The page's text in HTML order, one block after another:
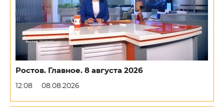
Ростов. Главное. 8 августа 2026
12:08 08.08.2026